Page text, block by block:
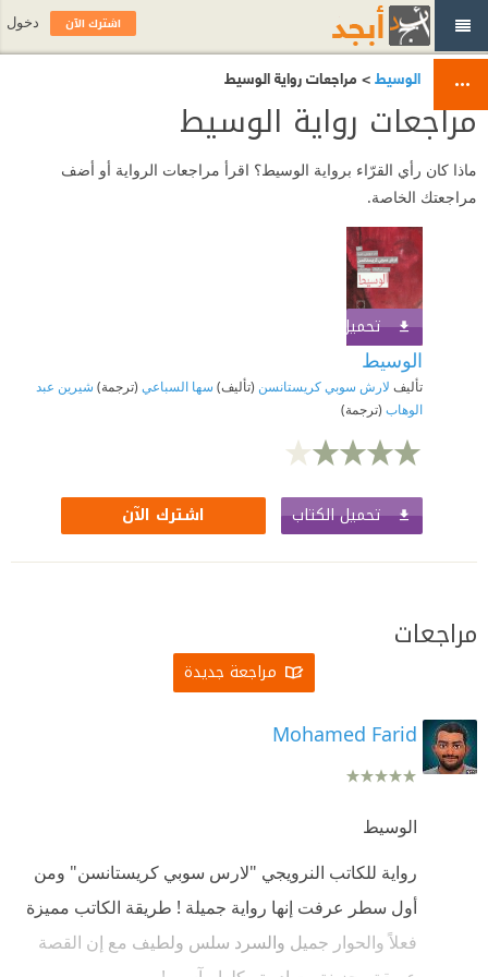
الوسيط> مراجعات رواية الوسيط
مراجعات رواية الوسيط
ماذا كان رأي القرّاء برواية الوسيط؟ اقرأ مراجعات الرواية أو أضف
مراجعتك الخاصة.
تحميل الكتاب
الوسيط
تأليف لارش سوبي كريستانسن (تأليف) سها السباعي (ترجمة) شيرين عبد
الوهاب (ترجمة)
تحميل الكتاب اشترك الآن
مراجعات
مراجعة جديدة
Mohamed Farid
الوسيط
رواية للكاتب النرويجي "لارس سوبي كريستانسن" ومن
أول سطر عرفت إنها رواية جميلة ! طريقة الكاتب مميزة
فعلاً والحوار جميل والسرد سلس ولطيف مع إن القصة
اشترك الآن دخول